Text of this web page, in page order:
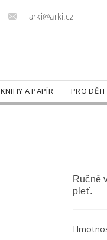
arki@arki.cz
KNIHY A PAPÍR PRO DĚTI
Ručně
pleť.